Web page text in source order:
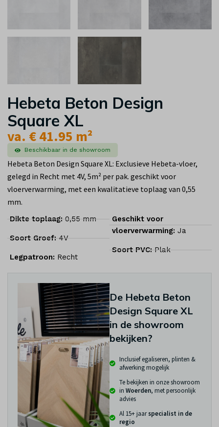
Hebeta Beton Design
Square XL
va. € 41.95 m²
Beschikbaar in de showroom
Hebeta Beton Design Square XL: Exclusieve Hebeta-vloer,
gelegd in Recht met 4V, 5m² per pak. geschikt voor
vloerverwarming, met een kwalitatieve toplaag van 0,55
mm.
Dikte toplaag:0,55 mm
Soort Groef:4V
Legpatroon: Recht
Geschikt voor
vloerverwarming: Ja
Soort PVC:Plak
De Hebeta Beton
Design Square XL
in de showroom
bekijken?
Inclusief egaliseren, plinten &
afwerking mogelijk
Te bekijken in onze showroom
in Woerden, met persoonlijk
advies
Al 15+ jaarspecialist in de
regio